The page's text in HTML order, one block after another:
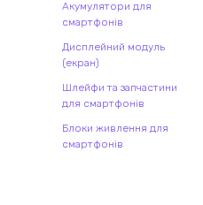
Акумулятори для
смартфонів
Дисплейний модуль
(екран)
Шлейфи та запчастини
для смартфонів
Блоки живлення для
смартфонів